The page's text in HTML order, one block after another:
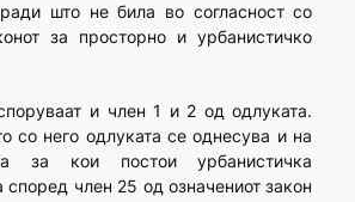
што не била во согласност со
за просторно и урбанистичко
и член 1 и 2 од одлуката.
со него одлуката се однесува и на
за кои постои урбанистичка
според член 25 од означениот закон